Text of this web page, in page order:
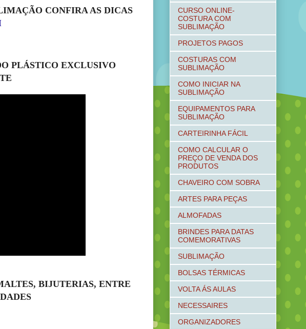
CONFIRA AS DICAS
PLÁSTICO EXCLUSIVO
BIJUTERIAS, ENTRE
CURSO ONLINE-
COSTURA COM
SUBLIMAÇÃO
PROJETOS PAGOS
COSTURAS COM
SUBLIMAÇÃO
COMO INICIAR NA
SUBLIMAÇÃO
EQUIPAMENTOS PARA
SUBLIMAÇÃO
CARTEIRINHA FÁCIL
COMO CALCULAR O
PREÇO DE VENDA DOS
PRODUTOS
CHAVEIRO COM SOBRA
ARTES PARA PEÇAS
ALMOFADAS
BRINDES PARA DATAS
COMEMORATIVAS
SUBLIMAÇÃO
BOLSAS TÉRMICAS
VOLTA ÁS AULAS
NECESSAIRES
ORGANIZADORES